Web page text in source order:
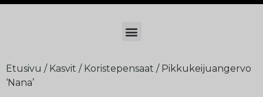
Etusivu / Kasvit / Koristepensaat / Pikkukeijuangervo
‘Nana’